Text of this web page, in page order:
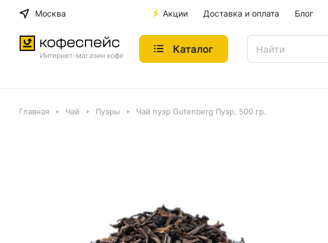
Москва Акции Доставка и оплата Блог
Интернет-магазин кофе
Каталог
Главная Чай Пуэры Чай пуэр Gutenberg Пуэр, 500 гр.